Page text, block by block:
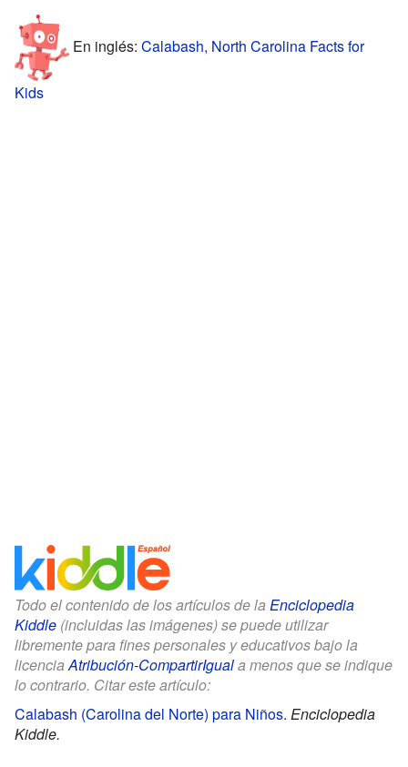
En inglés: Calabash, North Carolina Facts for
Kids
Todo el contenido de los artículos de la Enciclopedia
Kiddle (incluidas las imágenes) se puede utilizar
libremente para fines personales y educativos bajo la
licenciaAtribución-CompartirIguala menos que se indique
lo contrario. Citar este artículo:
Calabash (Carolina del Norte) para Niños. Enciclopedia
Kiddle.